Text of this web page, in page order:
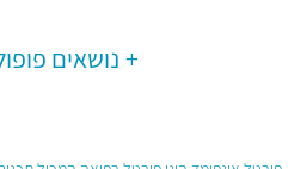
נושאים